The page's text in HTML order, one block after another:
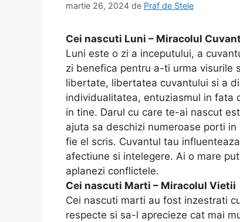
martie 26, 2024 de Praf de Stele
Cei nascuti Luni – Miracolul
Luni este o zi a inceputului, a
zi benefica pentru a-ti urma visurile
libertate, libertatea cuvantului si a
individualitatea, entuziasmul in fata
in tine. Darul cu care te-ai nascut
ajuta sa deschizi numeroase porti
fie el scris. Cuvantul tau
afectiune si intelegere. Ai o mare
aplanezi conflictele.
Cei nascuti Marti – Miracolul Vietii
Cei nascuti marti au fost inzestrati
respecte si sa-l aprecieze cat mai